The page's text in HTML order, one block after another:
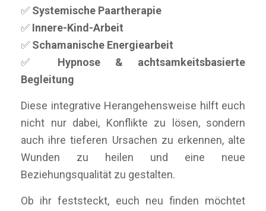
✅ Systemische Paartherapie
✅ Innere-Kind-Arbeit
✅ Schamanische Energiearbeit
✅ Hypnose & achtsamkeitsbasierte
Begleitung
Diese integrative Herangehensweise hilft euch
nicht nur dabei, Konflikte zu lösen, sondern
auch ihre tieferen Ursachen zu erkennen, alte
Wunden zu heilen und eine neue
Beziehungsqualität zu gestalten.
Ob ihr feststeckt, euch neu finden möchtet